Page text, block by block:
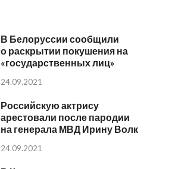
В Белоруссии сообщили
о раскрытии покушения на
«государственных лиц»
24.09.2021
Российскую актрису
арестовали после пародии
на генерала МВД Ирину Волк
24.09.2021